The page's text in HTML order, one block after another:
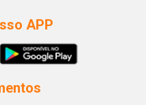
APP